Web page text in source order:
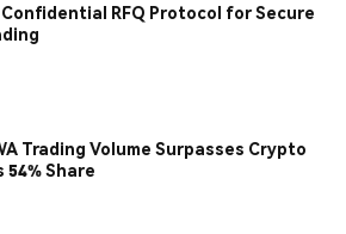
RFQ Protocol for Secure
Trading Volume Surpasses Crypto
Share